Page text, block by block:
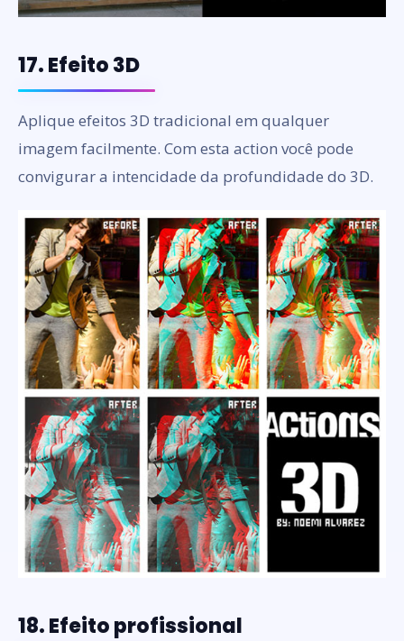
17. Efeito 3D
Aplique efeitos 3D tradicional em qualquer
imagem facilmente. Com esta action você pode
convigurar a intencidade da profundidade do 3D.
18. Efeito profissional